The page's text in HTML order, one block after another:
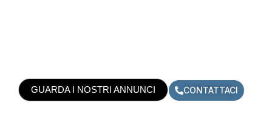
GUARDA I NOSTRI ANNUNCI CONTATTACI